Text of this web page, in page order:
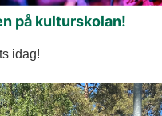
på kulturskolan!
idag!